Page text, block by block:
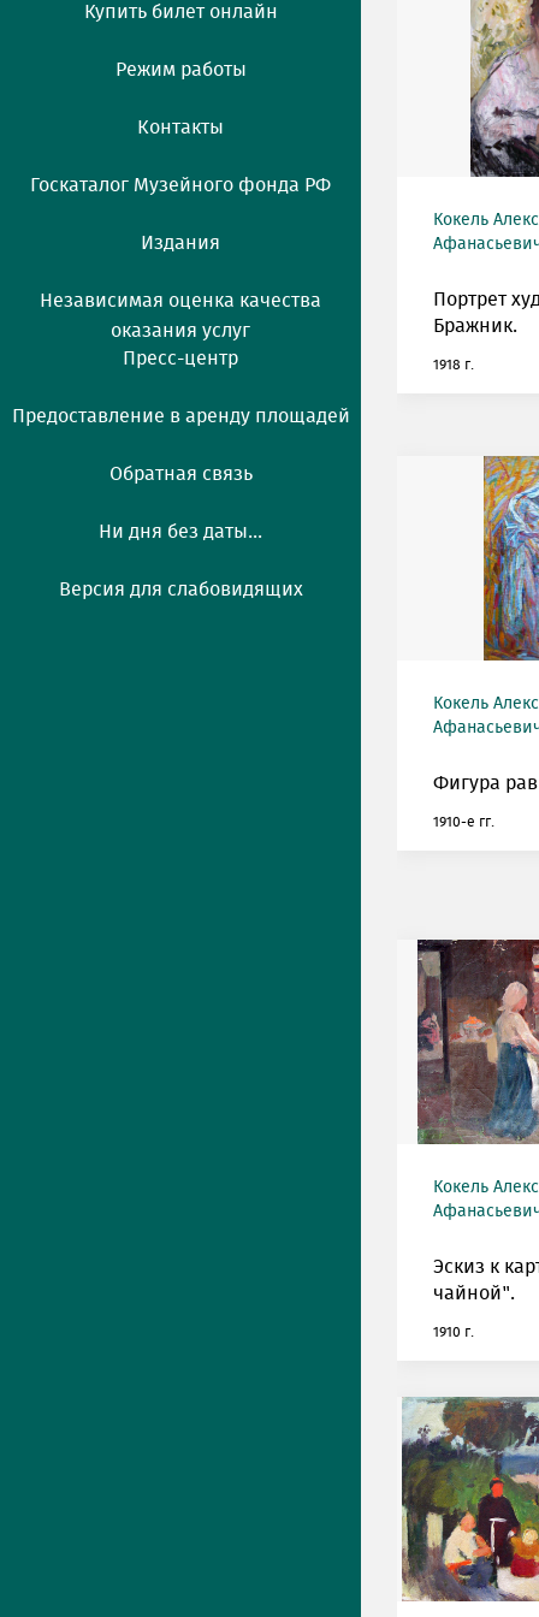
Купить билет онлайн
Режим работы
Контакты
Госкаталог Музейного фонда РФ
Издания
Независимая оценка качества
оказания услуг
Пресс-центр
Предоставление в аренду площадей
Обратная связь
Ни дня без даты...
Версия для слабовидящих
Кокель
Портрет
Бражник.
1918 г.
Кокель
Фигура
1910-е гг.
Кокель
Эскиз к
чайной".
1910 г.